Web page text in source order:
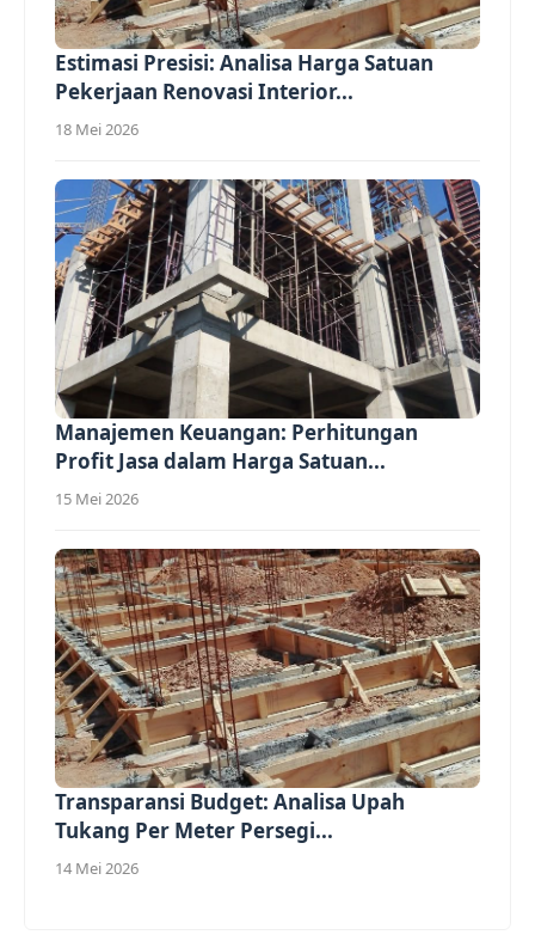
Estimasi Presisi: Analisa Harga Satuan
Pekerjaan Renovasi Interior...
18 Mei 2026
Manajemen Keuangan: Perhitungan
Profit Jasa dalam Harga Satuan...
15 Mei 2026
Transparansi Budget: Analisa Upah
Tukang Per Meter Persegi...
14 Mei 2026